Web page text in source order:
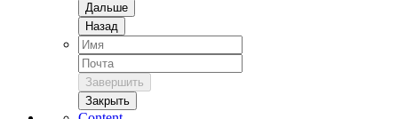
Дальше
Назад
Завершить
Закрыть